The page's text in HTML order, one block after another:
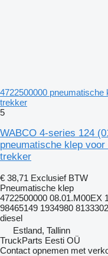
4722500000
trekker
5
WABCO 4-series 124
pneumatische klep
trekker
€ 38,71 Exclusief BTW
Pneumatische klep
4722500000 08.01.M00EX
98465149 1934980
diesel
Estland, Tallinn
TruckParts Eesti OÜ
Contact opnemen met